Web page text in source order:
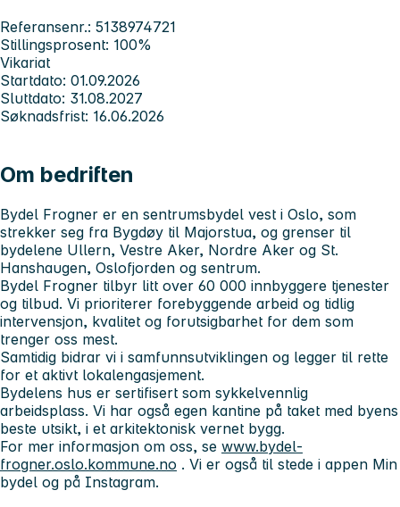
Referansenr.: 5138974721
Stillingsprosent: 100%
Vikariat
Startdato: 01.09.2026
Sluttdato: 31.08.2027
Søknadsfrist: 16.06.2026
Om bedriften
Bydel Frogner er en sentrumsbydel vest i Oslo, som
strekker seg fra Bygdøy til Majorstua, og grenser til
bydelene Ullern, Vestre Aker, Nordre Aker og St.
Hanshaugen, Oslofjorden og sentrum.
Bydel Frogner tilbyr litt over 60 000 innbyggere tjenester
og tilbud. Vi prioriterer forebyggende arbeid og tidlig
intervensjon, kvalitet og forutsigbarhet for dem som
trenger oss mest.
Samtidig bidrar vi i samfunnsutviklingen og legger til rette
for et aktivt lokalengasjement.
Bydelens hus er sertifisert som sykkelvennlig
arbeidsplass. Vi har også egen kantine på taket med byens
beste utsikt, i et arkitektonisk vernet bygg.
For mer informasjon om oss, se www.bydel-
frogner.oslo.kommune.no . Vi er også til stede i appen Min
bydel og på Instagram.